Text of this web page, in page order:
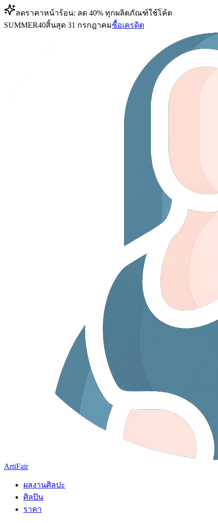
ลดราคาหน้าร้อน: ลด 40% ทุกผลิตภัณฑ์ใช้โค้ด
SUMMER40สิ้นสุด 31 กรกฎาคมซื้อเครดิต
ArtiFair
ผลงานศิลปะ
ศิลปิน
ราคา